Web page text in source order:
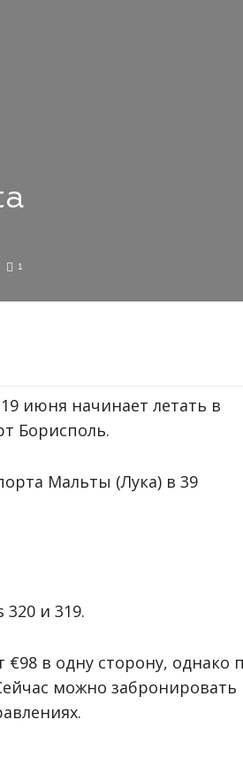
1
июня начинает летать в
Борисполь.
Мальты (Лука) в 39
и 319.
€98 в одну сторону, однако
можно забронировать